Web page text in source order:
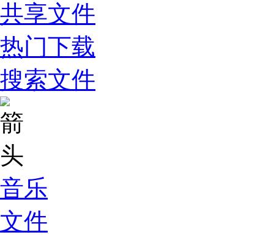
共享文件
热门下载
搜索文件
音乐
文件